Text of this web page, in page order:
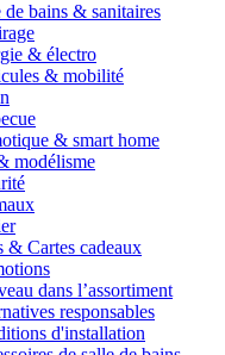
de bains & sanitaires
& électro
& mobilité
& smart home
modélisme
& Cartes cadeaux
dans l’assortiment
responsables
d'installation